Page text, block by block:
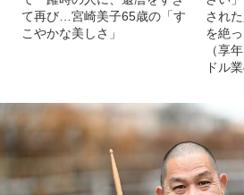
て再び…宮崎美子65歳の「す
こやかな美しさ」
され
を絶
（享
ドル